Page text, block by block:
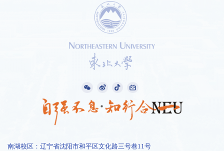
南湖校区：辽宁省沈阳市和平区文化路三号巷11号